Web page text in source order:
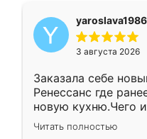
yaroslava1986
3 августа 2026
Заказала себе
Ренессанс где
новую кухню.Чего
вполне довольна.
два года, нареканий
Читать полностью